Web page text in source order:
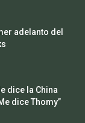
adelanto del
dice la China
dice Thomy”